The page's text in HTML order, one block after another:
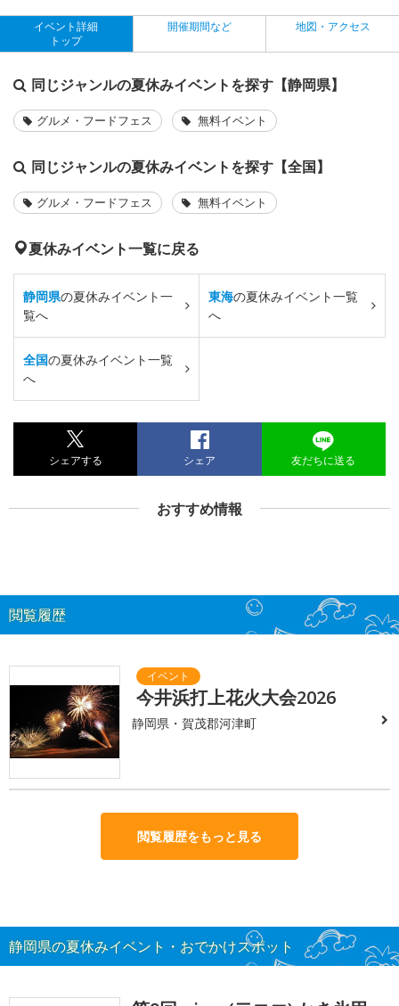
イベント詳細
トップ
開催期間など 地図・アクセス
同じジャンルの夏休みイベントを探す【静岡県】
グルメ・フードフェス 無料イベント
同じジャンルの夏休みイベントを探す【全国】
グルメ・フードフェス 無料イベント
夏休みイベント一覧に戻る
静岡県の夏休みイベント一
覧へ
東海の夏休みイベント一覧
へ
全国の夏休みイベント一覧
へ
シェアする シェア 友だちに送る
おすすめ情報
閲覧履歴
今井浜打上花火大会2026
静岡県・賀茂郡河津町
閲覧履歴をもっと見る
静岡県の夏休みイベント・おでかけスポット